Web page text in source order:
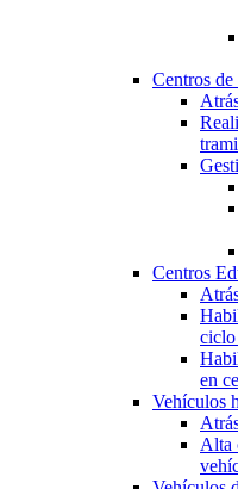
Centros
Centros
en
Vehículos
Alta